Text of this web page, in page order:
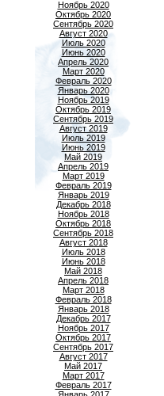
Ноябрь 2020
Октябрь 2020
Сентябрь 2020
Август 2020
Июль 2020
Июнь 2020
Апрель 2020
Март 2020
Февраль 2020
Январь 2020
Ноябрь 2019
Октябрь 2019
Сентябрь 2019
Август 2019
Июль 2019
Июнь 2019
Май 2019
Апрель 2019
Март 2019
Февраль 2019
Январь 2019
Декабрь 2018
Ноябрь 2018
Октябрь 2018
Сентябрь 2018
Август 2018
Июль 2018
Июнь 2018
Май 2018
Апрель 2018
Март 2018
Февраль 2018
Январь 2018
Декабрь 2017
Ноябрь 2017
Октябрь 2017
Сентябрь 2017
Август 2017
Май 2017
Март 2017
Февраль 2017